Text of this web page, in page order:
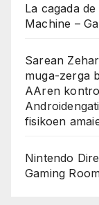
La cagada
Machine –
Sarean
muga-zerga
AAren
fisikoen
Nintendo
Gaming